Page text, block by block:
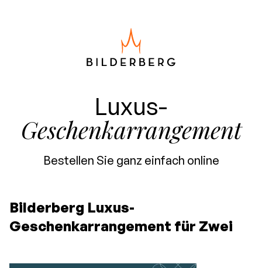
Luxus-
Geschenkarrangement
Bestellen Sie ganz einfach online
Bilderberg Luxus-
Geschenkarrangement für Zwei